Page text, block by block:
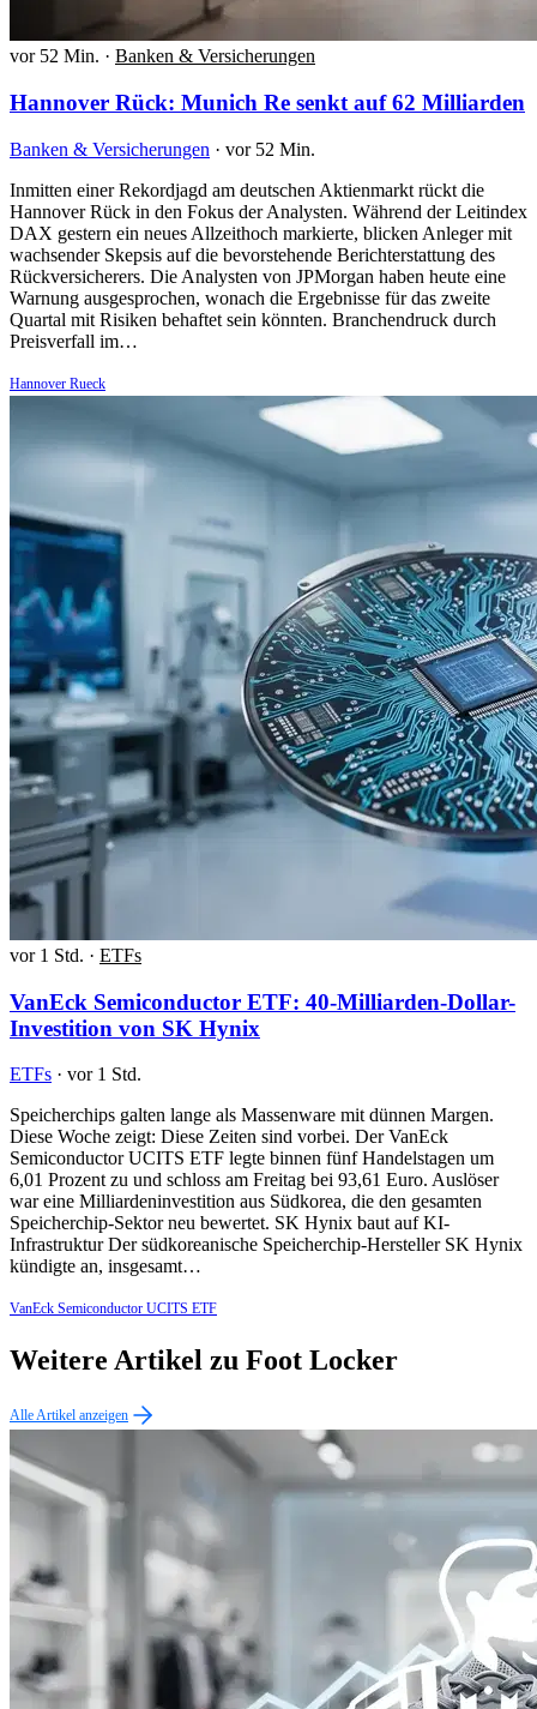
vor 52 Min. · Banken & Versicherungen
Hannover Rück: Munich Re senkt auf 62 Milliarden
Banken & Versicherungen · vor 52 Min.
Inmitten einer Rekordjagd am deutschen Aktienmarkt rückt die
Hannover Rück in den Fokus der Analysten. Während der Leitindex
DAX gestern ein neues Allzeithoch markierte, blicken Anleger mit
wachsender Skepsis auf die bevorstehende Berichterstattung des
Rückversicherers. Die Analysten von JPMorgan haben heute eine
Warnung ausgesprochen, wonach die Ergebnisse für das zweite
Quartal mit Risiken behaftet sein könnten. Branchendruck durch
Preisverfall im…
Hannover Rueck
vor 1 Std. · ETFs
VanEck Semiconductor ETF: 40-Milliarden-Dollar-
Investition von SK Hynix
ETFs · vor 1 Std.
Speicherchips galten lange als Massenware mit dünnen Margen.
Diese Woche zeigt: Diese Zeiten sind vorbei. Der VanEck
Semiconductor UCITS ETF legte binnen fünf Handelstagen um
6,01 Prozent zu und schloss am Freitag bei 93,61 Euro. Auslöser
war eine Milliardeninvestition aus Südkorea, die den gesamten
Speicherchip-Sektor neu bewertet. SK Hynix baut auf KI-
Infrastruktur Der südkoreanische Speicherchip-Hersteller SK Hynix
kündigte an, insgesamt…
VanEck Semiconductor UCITS ETF
Weitere Artikel zu Foot Locker
Alle Artikel anzeigen